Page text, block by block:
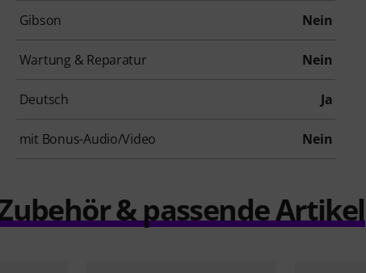
Gibson Nein
Wartung & Reparatur Nein
Deutsch Ja
mit Bonus-Audio/Video Nein
& passende Artikel